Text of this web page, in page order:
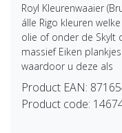
Royl Kleurenwaaier
álle Rigo kleuren
olie of onder de Skylt
massief Eiken
waardoor u deze als
Product EAN:
Product code: